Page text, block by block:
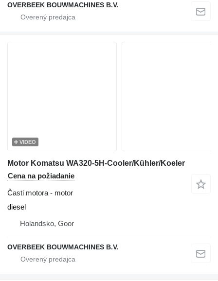
OVERBEEK BOUWMACHINES B.V.
VIDEO
Motor Komatsu WA320-5H-Cooler/Kühler/Koeler
Cena na požiadanie
Časti motora - motor
diesel
Holandsko, Goor
OVERBEEK BOUWMACHINES B.V.